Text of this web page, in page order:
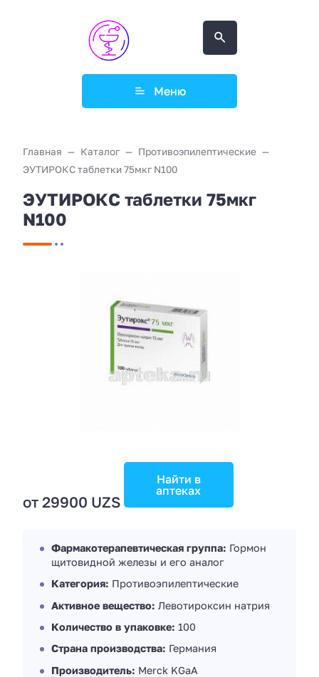
Меню
Главная Каталог
Противоэпилептические
ЭУТИРОКС таблетки 75мкг N100
ЭУТИРОКС таблетки 75мкг
N100
от 29900 UZS
Найти в
аптеках
Фармакотерапевтическая группа: Гормон
щитовидной железы и его аналог
Категория: Противоэпилептические
Активное вещество: Левотироксин натрия
Количество в упаковке: 100
Страна производства: Германия
Производитель: Merck KGaA